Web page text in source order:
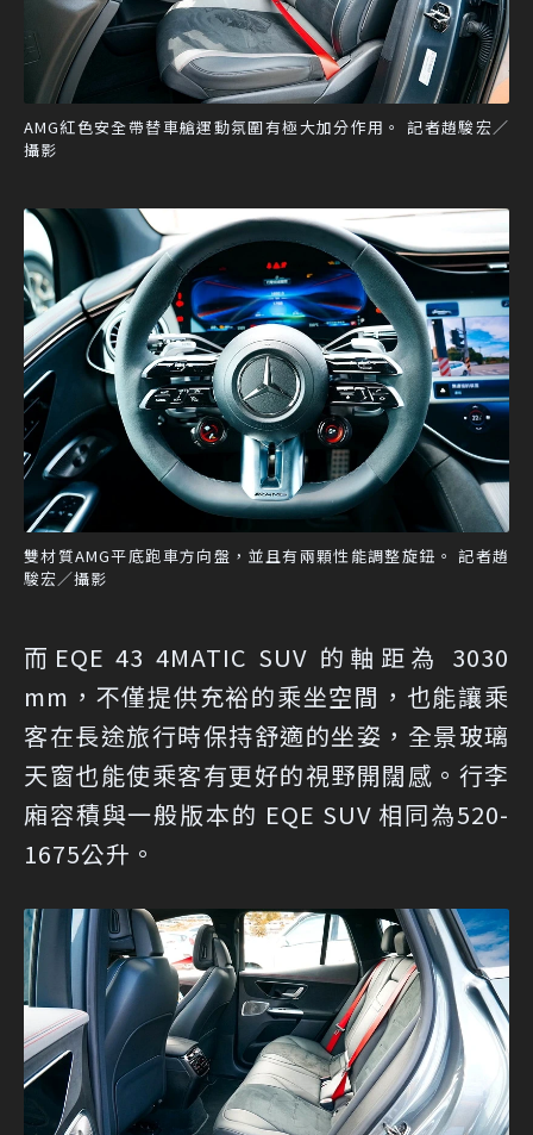
AMG紅色安全帶替車艙運動氛圍有極大加分作用。 記者趙駿宏／
攝影
雙材質AMG平底跑車方向盤，並且有兩顆性能調整旋鈕。 記者趙
駿宏／攝影
而EQE 43 4MATIC SUV 的軸距為 3030
mm，不僅提供充裕的乘坐空間，也能讓乘
客在長途旅行時保持舒適的坐姿，全景玻璃
天窗也能使乘客有更好的視野開闊感。行李
廂容積與一般版本的 EQE SUV 相同為520-
1675公升。